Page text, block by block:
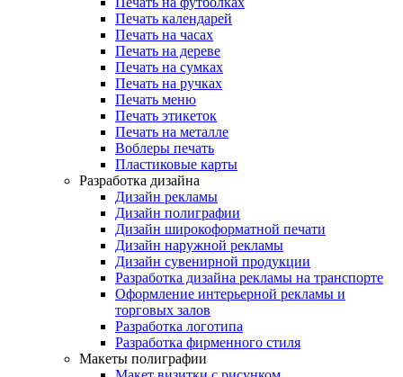
Печать календарей
Печать на часах
Печать на дереве
Печать на сумках
Печать на ручках
Печать меню
Печать этикеток
Печать на металле
Воблеры печать
Пластиковые карты
Разработка дизайна
Дизайн рекламы
Дизайн полиграфии
Дизайн широкоформатной печати
Дизайн наружной рекламы
Дизайн сувенирной продукции
Разработка дизайна рекламы на транспорте
Оформление интерьерной рекламы и
торговых залов
Разработка логотипа
Разработка фирменного стиля
Макеты полиграфии